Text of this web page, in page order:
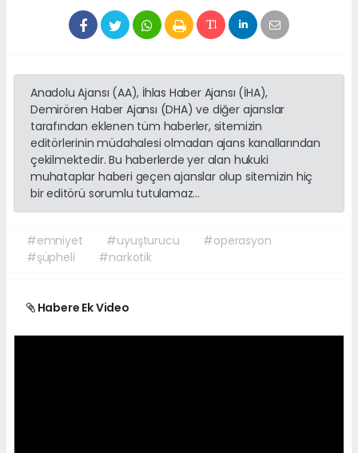
Anadolu Ajansı (AA), İhlas Haber Ajansı (İHA),
Demirören Haber Ajansı (DHA) ve diğer ajanslar
tarafından eklenen tüm haberler, sitemizin
editörlerinin müdahalesi olmadan ajans kanallarından
çekilmektedir. Bu haberlerde yer alan hukuki
muhataplar haberi geçen ajanslar olup sitemizin hiç
bir editörü sorumlu tutulamaz...
#emniyet #uyuşturucu
#operasyon
#şüpheli
#narkotik
Habere Ek Video